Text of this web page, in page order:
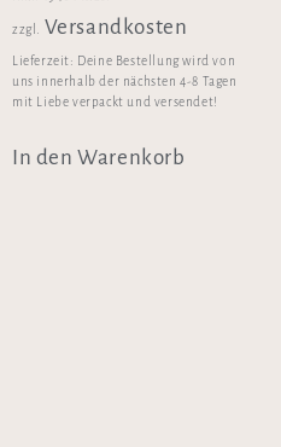
zzgl. Versandkosten
Lieferzeit: Deine Bestellung wird von
uns innerhalb der nächsten 4-8 Tagen
mit Liebe verpackt und versendet!
In den Warenkorb